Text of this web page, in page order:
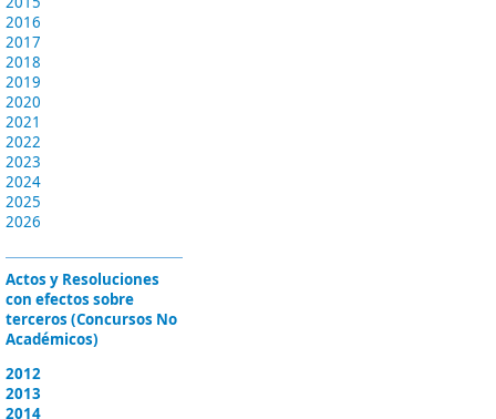
2016
2017
2018
2019
2020
2021
2022
2023
2024
2025
2026
Actos y Resoluciones
con efectos sobre
terceros (Concursos No
Académicos)
2012
2013
2014